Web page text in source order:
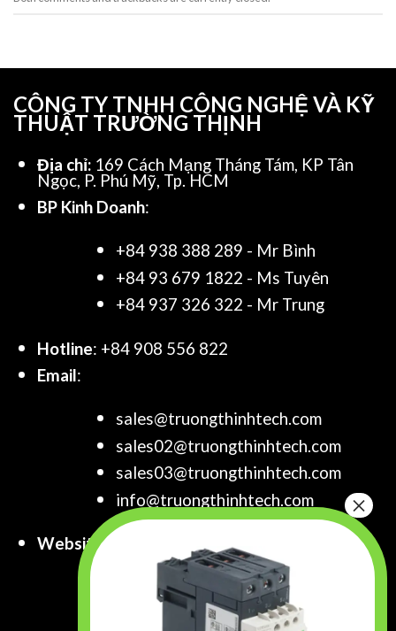
CÔNG TY TNHH CÔNG NGHỆ VÀ KỸ
THUẬT TRƯỜNG THỊNH
Địa chỉ: 169 Cách Mạng Tháng Tám, KP Tân
Ngọc, P. Phú Mỹ, Tp. HCM
BP Kinh Doanh:
+84 938 388 289 - Mr Bình
+84 93 679 1822 - Ms Tuyên
+84 937 326 322 - Mr Trung
Hotline: +84 908 556 822
Email:
sales@truongthinhtech.com
sales02@truongthinhtech.com
sales03@truongthinhtech.com
info@truongthinhtech.com
Website:
www.truongthinhtech.com
www.components.com.vn